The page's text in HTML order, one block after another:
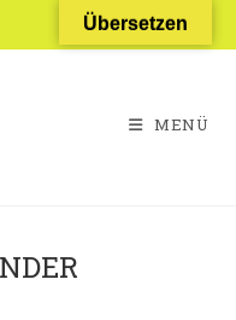
MENÜ
Übersetzen